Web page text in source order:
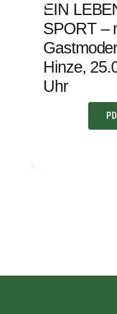
EIN
SPORT –
Hinze,
Uhr